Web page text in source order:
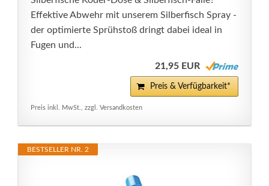
Effektive Abwehr mit unserem Silberfisch Spray -
der optimierte Sprühstoß dringt dabei ideal in
Fugen und...
21,95 EUR
Preis & Verfügbarkeit*
Preis inkl. MwSt., zzgl. Versandkosten
BESTSELLER NR. 2